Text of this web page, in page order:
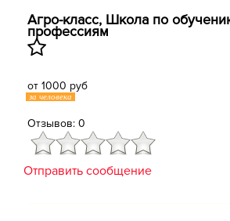
Агро-класс, Школа по
профессиям
от 1000 руб
за человека
Отзывов: 0
Отправить сообщение